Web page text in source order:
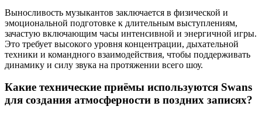
Выносливость музыкантов заключается в физической и
эмоциональной подготовке к длительным выступлениям,
зачастую включающим часы интенсивной и энергичной игры.
Это требует высокого уровня концентрации, дыхательной
техники и командного взаимодействия, чтобы поддерживать
динамику и силу звука на протяжении всего шоу.
Какие технические приёмы используются Swans
для создания атмосферности в поздних записях?